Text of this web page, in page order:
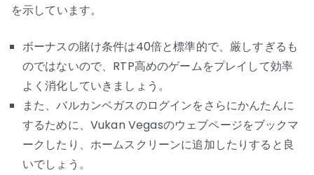
を示しています。
ボーナスの賭け条件は40倍と標準的で、厳しすぎるも
のではないので、RTP高めのゲームをプレイして効率
よく消化していきましょう。
また、バルカンベガスのログインをさらにかんたんに
するために、Vukan Vegasのウェブページをブックマ
ークしたり、ホームスクリーンに追加したりすると良
いでしょう。